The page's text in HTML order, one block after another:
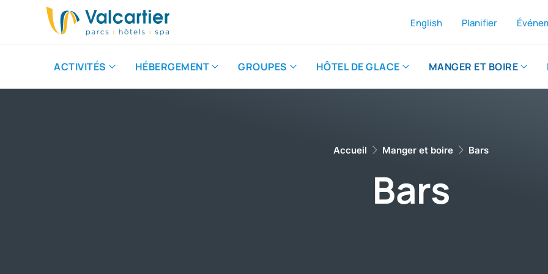
ACTIVITÉS HÉBERGEMENT GROUPES HÔTEL DE GLACE ​MANGER ET BOIRE
English Planifier
Accueil ​Manger et boire Bars
Bars